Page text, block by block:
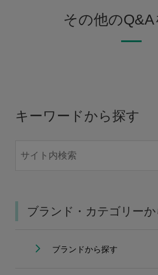
その他の
キーワードから探す
ブランド・カテゴリー
ブランドから探す